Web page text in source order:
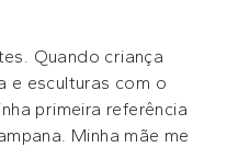
Quando criança
e esculturas com o
primeira referência
Minha mãe me